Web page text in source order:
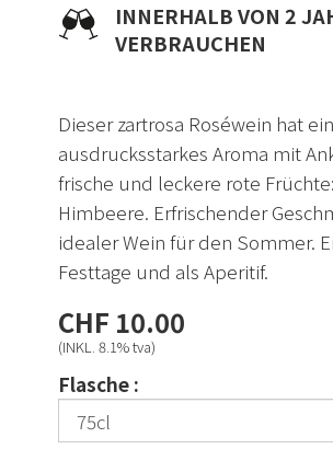
INNERHALB VON 2
VERBRAUCHEN
Dieser zartrosa Roséwein hat ein
ausdrucksstarkes Aroma mit
frische und leckere rote
Himbeere. Erfrischender
idealer Wein für den Sommer.
Festtage und als Aperitif.
CHF 10.00
(INKL. 8.1% tva)
Flasche :